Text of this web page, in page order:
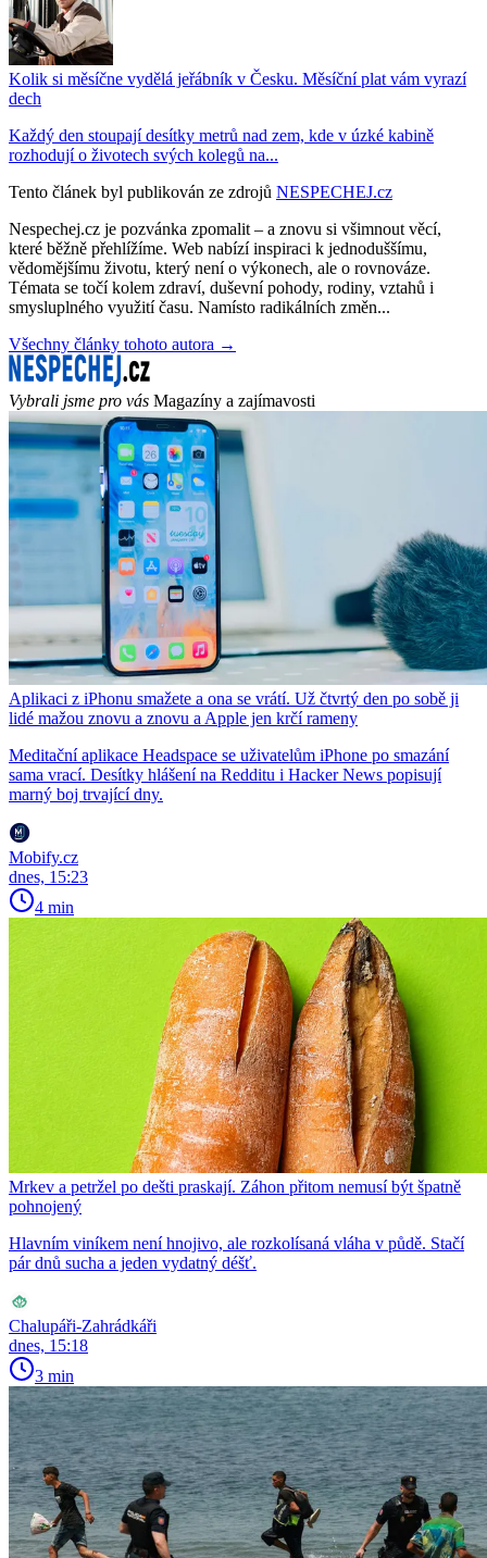
Kolik si měsíčne vydělá jeřábník v Česku. Měsíční plat vám vyrazí
dech
Každý den stoupají desítky metrů nad zem, kde v úzké kabině
rozhodují o životech svých kolegů na...
Tento článek byl publikován ze zdrojů NESPECHEJ.cz
Nespechej.cz je pozvánka zpomalit – a znovu si všimnout věcí,
které běžně přehlížíme. Web nabízí inspiraci k jednoduššímu,
vědomějšímu životu, který není o výkonech, ale o rovnováze.
Témata se točí kolem zdraví, duševní pohody, rodiny, vztahů i
smysluplného využití času. Namísto radikálních změn...
Všechny články tohoto autora →
Vybrali jsme pro vás Magazíny a zajímavosti
Aplikaci z iPhonu smažete a ona se vrátí. Už čtvrtý den po sobě ji
lidé mažou znovu a znovu a Apple jen krčí rameny
Meditační aplikace Headspace se uživatelům iPhone po smazání
sama vrací. Desítky hlášení na Redditu i Hacker News popisují
marný boj trvající dny.
Mobify.cz
dnes, 15:23
4 min
Mrkev a petržel po dešti praskají. Záhon přitom nemusí být špatně
pohnojený
Hlavním viníkem není hnojivo, ale rozkolísaná vláha v půdě. Stačí
pár dnů sucha a jeden vydatný déšť.
Chalupáři-Zahrádkáři
dnes, 15:18
3 min